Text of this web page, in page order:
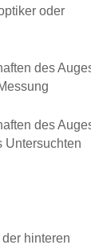
oder
des
des
Untersuchten
hinteren